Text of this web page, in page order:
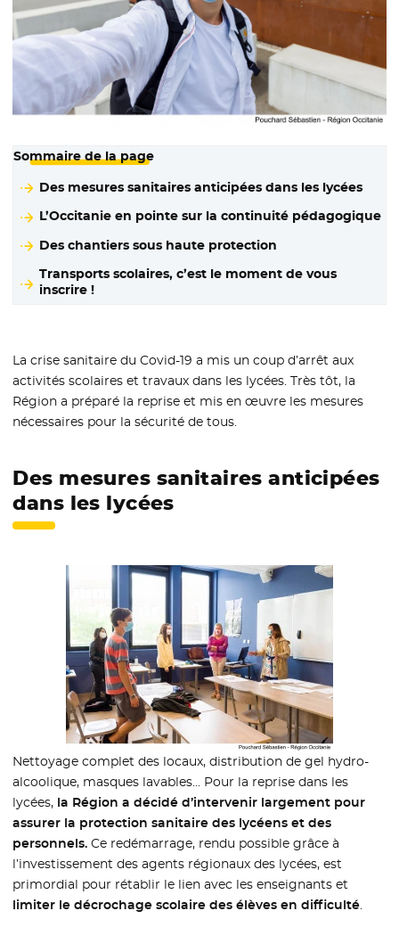
Sommaire de la page
Des mesures sanitaires anticipées dans les lycées
L’Occitanie en pointe sur la continuité pédagogique
Des chantiers sous haute protection
Transports scolaires, c’est le moment de vous
inscrire !
La crise sanitaire du Covid-19 a mis un coup d’arrêt aux
activités scolaires et travaux dans les lycées. Très tôt, la
Région a préparé la reprise et mis en œuvre les mesures
nécessaires pour la sécurité de tous.
Des mesures sanitaires anticipées
dans les lycées
Nettoyage complet des locaux, distribution de gel hydro-
alcoolique, masques lavables… Pour la reprise dans les
lycées, la Région a décidé d’intervenir largement pour
assurer la protection sanitaire des lycéens et des
personnels. Ce redémarrage, rendu possible grâce à
l’investissement des agents régionaux des lycées, est
primordial pour rétablir le lien avec les enseignants et
limiter le décrochage scolaire des élèves en difficulté